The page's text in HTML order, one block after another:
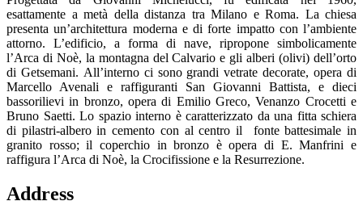
esattamente a metà della distanza tra Milano e Roma. La chiesa
presenta un’architettura moderna e di forte impatto con l’ambiente
attorno. L’edificio, a forma di nave, ripropone simbolicamente
l’Arca di Noè, la montagna del Calvario e gli alberi (olivi) dell’orto
di Getsemani. All’interno ci sono grandi vetrate decorate, opera di
Marcello Avenali e raffiguranti San Giovanni Battista, e dieci
bassorilievi in bronzo, opera di Emilio Greco, Venanzo Crocetti e
Bruno Saetti. Lo spazio interno è caratterizzato da una fitta schiera
di pilastri-albero in cemento con al centro il fonte battesimale in
granito rosso; il coperchio in bronzo è opera di E. Manfrini e
raffigura l’Arca di Noè, la Crocifissione e la Resurrezione.
Address